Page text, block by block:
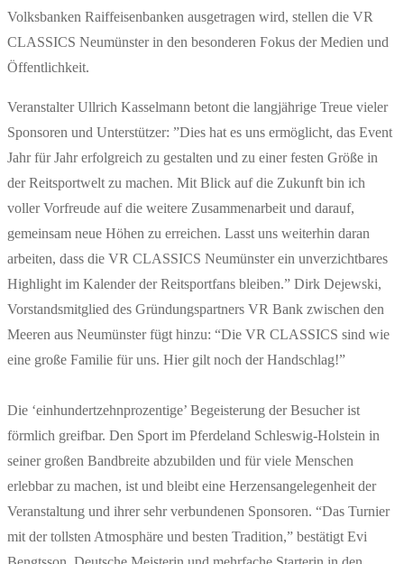
Volksbanken Raiffeisenbanken ausgetragen wird, stellen die VR
CLASSICS Neumünster in den besonderen Fokus der Medien und
Öffentlichkeit.
Veranstalter Ullrich Kasselmann betont die langjährige Treue vieler
Sponsoren und Unterstützer: ”Dies hat es uns ermöglicht, das Event
Jahr für Jahr erfolgreich zu gestalten und zu einer festen Größe in
der Reitsportwelt zu machen. Mit Blick auf die Zukunft bin ich
voller Vorfreude auf die weitere Zusammenarbeit und darauf,
gemeinsam neue Höhen zu erreichen. Lasst uns weiterhin daran
arbeiten, dass die VR CLASSICS Neumünster ein unverzichtbares
Highlight im Kalender der Reitsportfans bleiben.” Dirk Dejewski,
Vorstandsmitglied des Gründungspartners VR Bank zwischen den
Meeren aus Neumünster fügt hinzu: “Die VR CLASSICS sind wie
eine große Familie für uns. Hier gilt noch der Handschlag!”
Die ‘einhundertzehnprozentige’ Begeisterung der Besucher ist
förmlich greifbar. Den Sport im Pferdeland Schleswig-Holstein in
seiner großen Bandbreite abzubilden und für viele Menschen
erlebbar zu machen, ist und bleibt eine Herzensangelegenheit der
Veranstaltung und ihrer sehr verbundenen Sponsoren. “Das Turnier
mit der tollsten Atmosphäre und besten Tradition,” bestätigt Evi